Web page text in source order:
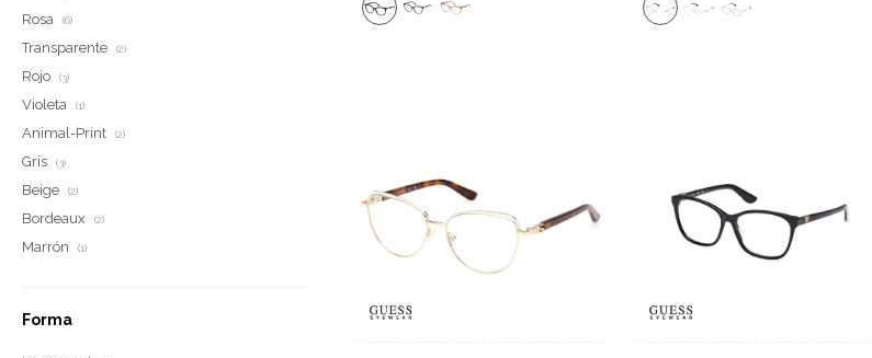
Rosa (6)
Transparente (2)
Rojo (3)
Violeta (1)
Animal-Print (2)
Gris (3)
Beige (2)
Bordeaux (2)
Marrón (1)
Forma